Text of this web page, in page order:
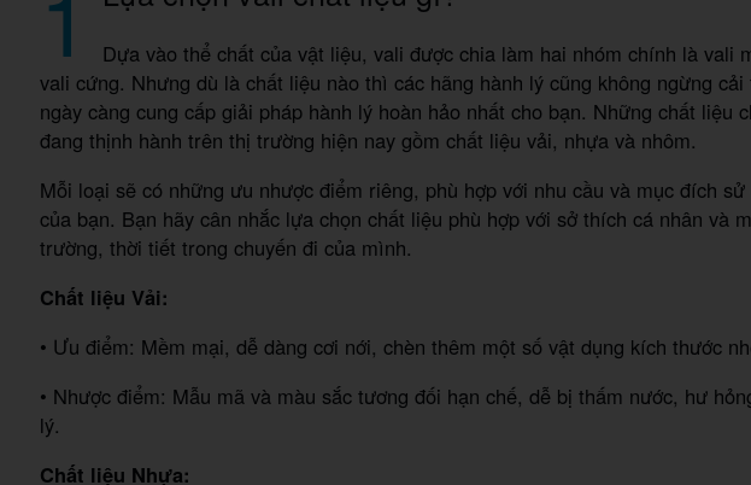
Dựa vào thể chất của vật liệu, vali được chia làm hai nhóm chính là vali
vali cứng. Nhưng dù là chất liệu nào thì các hãng hành lý cũng không ngừng cải
ngày càng cung cấp giải pháp hành lý hoàn hảo nhất cho bạn. Những chất liệu
đang thịnh hành trên thị trường hiện nay gồm chất liệu vải, nhựa và nhôm.
Mỗi loại sẽ có những ưu nhược điểm riêng, phù hợp với nhu cầu và mục đích sử
của bạn. Bạn hãy cân nhắc lựa chọn chất liệu phù hợp với sở thích cá nhân và
trường, thời tiết trong chuyến đi của mình.
Chất liệu Vải:
• Ưu điểm: Mềm mại, dễ dàng cơi nới, chèn thêm một số vật dụng kích thước
• Nhược điểm: Mẫu mã và màu sắc tương đối hạn chế, dễ bị thấm nước, hư
lý.
Chất liệu Nhựa: